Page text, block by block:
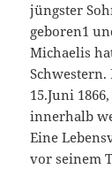
jüngster
geboren1
Michaelis
15.Juni
innerhalb
Eine
vor seinem